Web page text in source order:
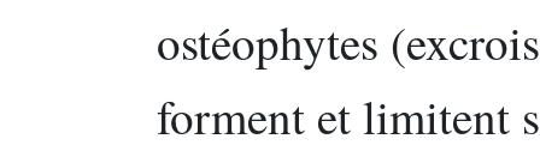
ostéophytes
forment et limitent